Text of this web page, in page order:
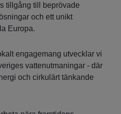
tillgång till beprövade
och ett unikt
Europa.
engagemang utvecklar vi
vattenutmaningar - där
och cirkulärt tänkande